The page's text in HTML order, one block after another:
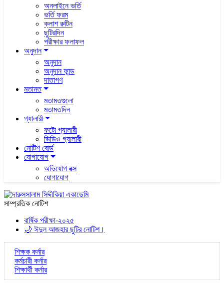
অনলাইনে ভর্তি
ভর্তি ফরম
ক্লাশ রুটিন
ছুটিরদিন
পরীক্ষার ফলাফল
অনুদান
অনুদান
অনুদান ফান্ড
দাতাগণ
মতামত
মতামতগুলো
মতামতদিন
গ্যালারী
ফটো গ্যালারী
ভিডিও গ্যালারী
নোটিশ বোর্ড
যোগাযোগ
অভিযোগ বক্স
যোগাযোগ
সাম্প্রতিক নোটিশ
বার্ষিক পরীক্ষা-২০২৫
🌙 ঈদুল আজহার ছুটির নোটিশ।
শিক্ষক কর্নার
কর্মচারী কর্নার
শিক্ষার্থী কর্নার